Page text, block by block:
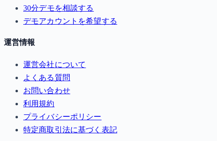
30分デモを相談する
デモアカウントを希望する
運営情報
運営会社について
よくある質問
お問い合わせ
利用規約
プライバシーポリシー
特定商取引法に基づく表記